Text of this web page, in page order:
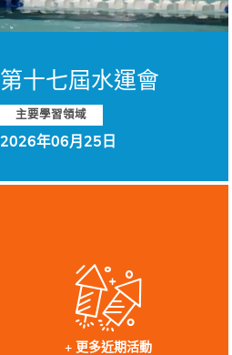
第十七屆水運會
主要學習領域
2026年06月25日
+ 更多近期活動